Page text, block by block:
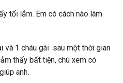
tối lắm. Em có cách nào làm
và 1 cháu gái sau một thời gian
thấy bất tiện, chú xem có
anh.